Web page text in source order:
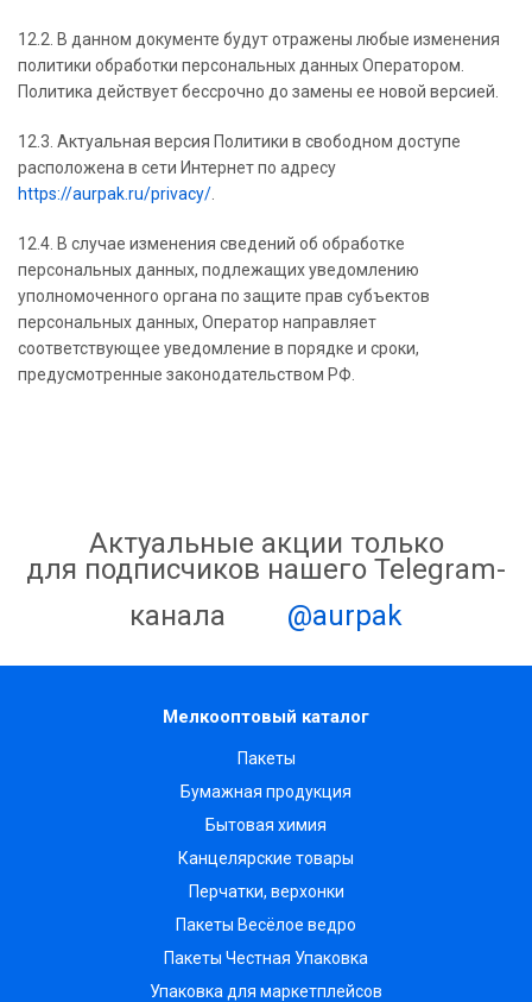
12.2. В данном документе будут отражены любые изменения
политики обработки персональных данных Оператором.
Политика действует бессрочно до замены ее новой версией.
12.3. Актуальная версия Политики в свободном доступе
расположена в сети Интернет по адресу
https://aurpak.ru/privacy/
12.4. В случае изменения сведений об обработке
персональных данных, подлежащих уведомлению
уполномоченного органа по защите прав субъектов
персональных данных, Оператор направляет
соответствующее уведомление в порядке и сроки,
предусмотренные законодательством РФ.
Актуальные акции только
для подписчиков нашего Telegram-
канала
@aurpak
Мелкооптовый каталог
Пакеты
Бумажная продукция
Бытовая химия
Канцелярские товары
Перчатки, верхонки
Пакеты Весёлое ведро
Пакеты Честная Упаковка
Упаковка для маркетплейсов